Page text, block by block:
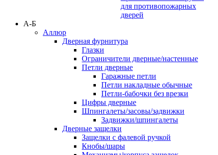
для противопожарных
дверей
А-Б
Аллюр
Дверная фурнитура
Глазки
Ограничители дверные/настенные
Петли дверные
Гаражные петли
Петли накладные обычные
Петли-бабочки без врезки
Цифры дверные
Шпингалеты/засовы/задвижки
Задвижки/шпингалеты
Дверные защелки
Защелки с фалевой ручкой
Кнобы/шары